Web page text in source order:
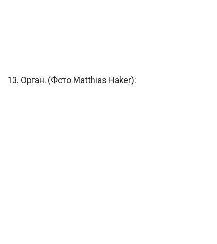
13. Орган. (Фото Matthias Haker):